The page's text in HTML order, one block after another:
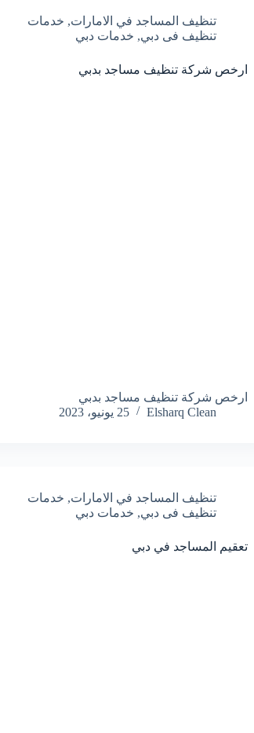
تنظيف المساجد في الامارات, خدمات
تنظيف فى دبي, خدمات دبي
ارخص شركة تنظيف مساجد بدبي
ارخص شركة تنظيف مساجد بدبي
Elsharq Clean
25 يونيو، 2023
تنظيف المساجد في الامارات, خدمات
تنظيف فى دبي, خدمات دبي
تعقيم المساجد في دبي